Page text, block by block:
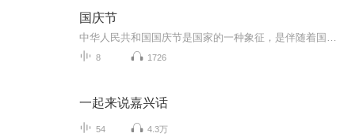
国庆节
8 1726
一起来说嘉兴话
54 4.3万